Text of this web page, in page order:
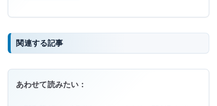
関連する記事
あわせて読みたい：